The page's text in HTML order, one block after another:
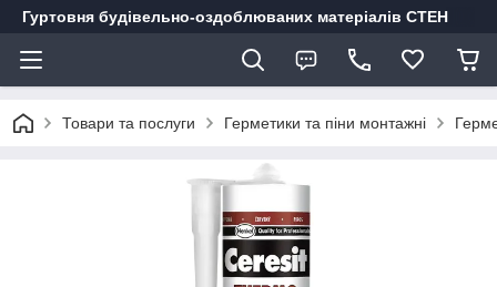
Гуртовня будівельно-оздоблюваних матеріалів СТЕН
Товари та послуги Герметики та піни монтажні